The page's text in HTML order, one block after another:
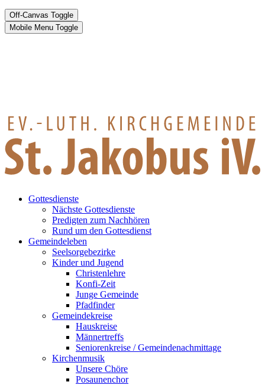
Off-Canvas Toggle
Mobile Menu Toggle
Gottesdienste
Nächste Gottesdienste
Predigten zum Nachhören
Rund um den Gottesdienst
Gemeindeleben
Seelsorgebezirke
Kinder und Jugend
Christenlehre
Konfi-Zeit
Junge Gemeinde
Pfadfinder
Gemeindekreise
Hauskreise
Männertreffs
Seniorenkreise / Gemeindenachmittage
Kirchenmusik
Unsere Chöre
Posaunenchor